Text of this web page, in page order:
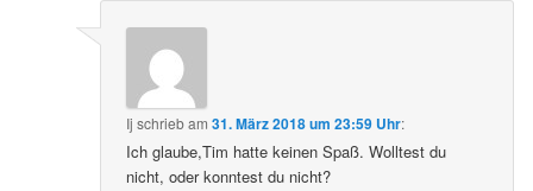
Ij schriebam31. März 2018 um 23:59 Uhr:
Ich glaube,Tim hatte keinen Spaß. Wolltest du
nicht, oder konntest du nicht?